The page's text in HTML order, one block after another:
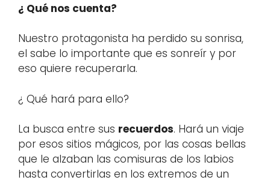
¿ Qué nos cuenta?
Nuestro protagonista ha perdido su sonrisa,
el sabe lo importante que es sonreír y por
eso quiere recuperarla.
¿ Qué hará para ello?
La busca entre sus recuerdos. Hará un viaje
por esos sitios mágicos, por las cosas bellas
que le alzaban las comisuras de los labios
hasta convertirlas en los extremos de un